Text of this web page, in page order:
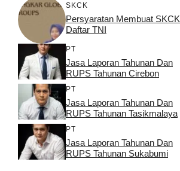
SKCK
Persyaratan Membuat SKCK
Daftar TNI
PT
Jasa Laporan Tahunan Dan
RUPS Tahunan Cirebon
PT
Jasa Laporan Tahunan Dan
RUPS Tahunan Tasikmalaya
PT
Jasa Laporan Tahunan Dan
RUPS Tahunan Sukabumi